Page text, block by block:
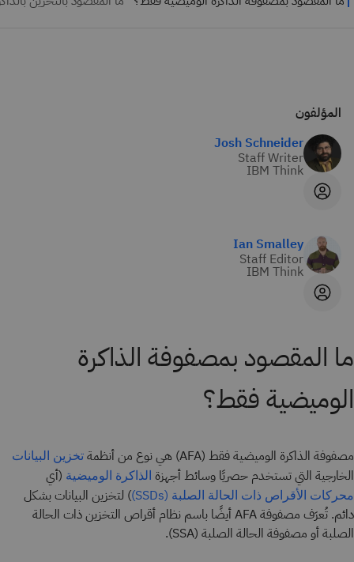
المؤلفون
Josh Schneider
Staff Writer
IBM Think
Ian Smalley
Staff Editor
IBM Think
ما المقصود بمصفوفة الذاكرة
الوميضية فقط؟
مصفوفة الذاكرة الوميضية فقط (AFA) هي نوع من أنظمة تخزين البيانات
الخارجية التي تستخدم حصريًا وسائط أجهزة الذاكرة الوميضية (أي
محركات الأقراص ذات الحالة الصلبة (SSDs)
) لتخزين البيانات بشكل
دائم. تُعرَف مصفوفة AFA أيضًا باسم نظام أقراص التخزين ذات الحالة
الصلبة أو مصفوفة الحالة الصلبة (SSA).